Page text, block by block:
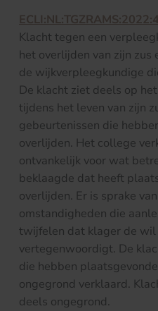
Klacht tegen een
het overlijden van zijn
de wijkverpleegkundige
De klacht ziet deels op
tijdens het leven van zijn
gebeurtenissen die
overlijden. Het college
ontvankelijk voor wat
beklaagde dat heeft
overlijden. Er is sprake
omstandigheden die
twijfelen dat klager de wil
vertegenwoordigt. De
die hebben
ongegrond verklaard.
deels ongegrond.